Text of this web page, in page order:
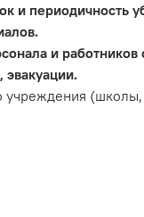
и периодичность
и
учреждения